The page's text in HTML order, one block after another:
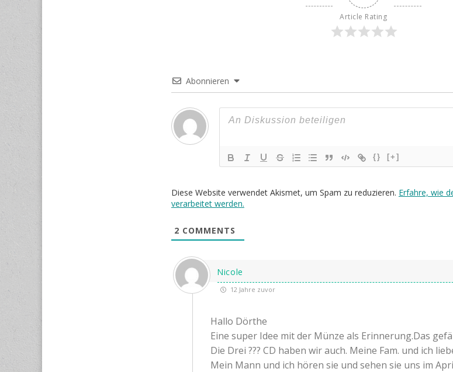
Article Rating
Abonnieren
{} [+]
Diese Website verwendet Akismet, um Spam zu reduzieren. Erfahre, wie
verarbeitet werden.
2 COMMENTS
Nicole
12 Jahre zuvor
Hallo Dörthe
Eine super Idee mit der Münze als Erinnerung.Das
Die Drei ??? CD haben wir auch. Meine Fam. und ich
Mein Mann und ich hören sie und sehen sie uns im